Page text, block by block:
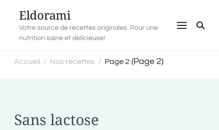
Eldorami
Votre source de recettes originales. Pour une
nutrition saine et délicieuse!
Accueil / Nos recettes / Page 2 (Page 2)
Sans lactose